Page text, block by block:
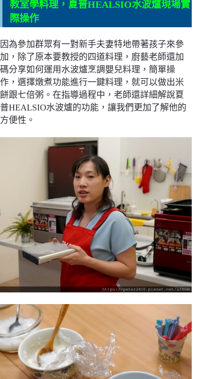
教室學料理，夏普HEALSIO水波爐現場實
際操作
因為參加群眾有一對新手夫妻特地帶著孩子來參
加，除了原本要教授的四道料理，廚藝老師還加
碼分享如何運用水波爐烹調嬰兒料理，簡單操
作，選擇燉煮功能進行一鍵料理，就可以做出米
餅跟七倍粥。在指導過程中，老師還詳細解說夏
普HEALSIO水波爐的功能，讓我們更加了解他的
方便性。